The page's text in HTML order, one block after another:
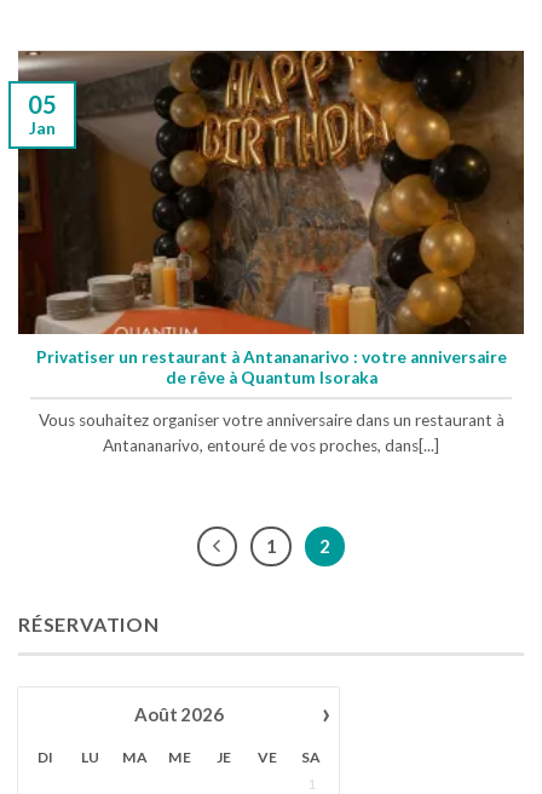
Privatiser un restaurant à Antananarivo : votre anniversaire
de rêve à Quantum Isoraka
Vous souhaitez organiser votre anniversaire dans un restaurant à
Antananarivo, entouré de vos proches, dans[...]
05
Jan
1 2
RÉSERVATION
›
Août 2026
DI LU MA ME JE VE
SA
1